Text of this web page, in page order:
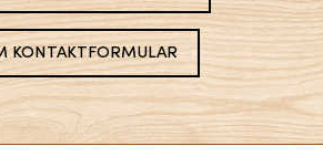
KONTAKTFORMULAR